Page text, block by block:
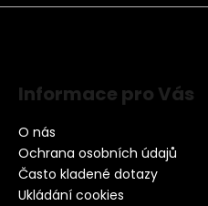
Informace pro Vás
O nás
Ochrana osobních údajů
Často kladené dotazy
Ukládání cookies